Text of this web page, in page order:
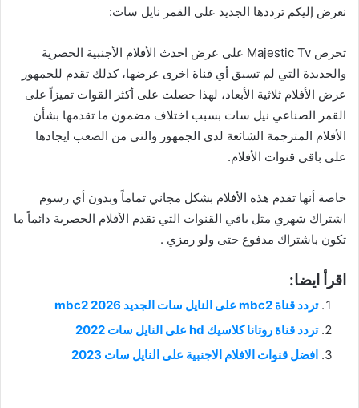
نعرض إليكم ترددها الجديد على القمر نايل سات:
تحرص Majestic Tv على عرض احدث الأفلام الأجنبية الحصرية
والجديدة التي لم تسبق أي قناة اخرى عرضها، كذلك تقدم للجمهور
عرض الأفلام ثلاثية الأبعاد، لهذا حصلت على أكثر القوات تميزاً على
القمر الصناعي نيل سات بسبب اختلاف مضمون ما تقدمها بشأن
الأفلام المترجمة الشائعة لدى الجمهور والتي من الصعب ايجادها
على باقي قنوات الأفلام.
خاصة أنها تقدم هذه الأفلام بشكل مجاني تماماً وبدون أي رسوم
اشتراك شهري مثل باقي القنوات التي تقدم الأفلام الحصرية دائماً ما
تكون باشتراك مدفوع حتى ولو رمزي .
اقرأ ايضا:
تردد قناة mbc2 على النايل سات الجديد 2026 mbc2
تردد قناة روتانا كلاسيك hd على النايل سات 2022
افضل قنوات الافلام الاجنبية على النايل سات 2023